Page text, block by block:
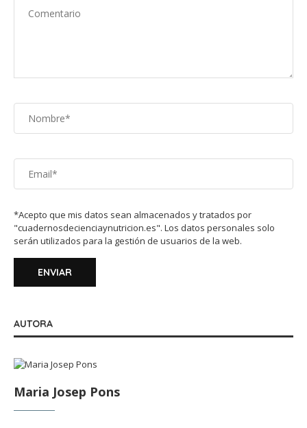
*Acepto que mis datos sean almacenados y tratados por
"cuadernosdecienciaynutricion.es". Los datos personales solo
serán utilizados para la gestión de usuarios de la web.
AUTORA
Maria Josep Pons